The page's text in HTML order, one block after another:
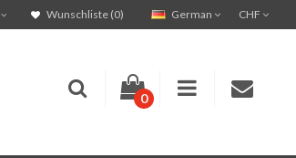
CHF
German
Wunschliste (0)
0